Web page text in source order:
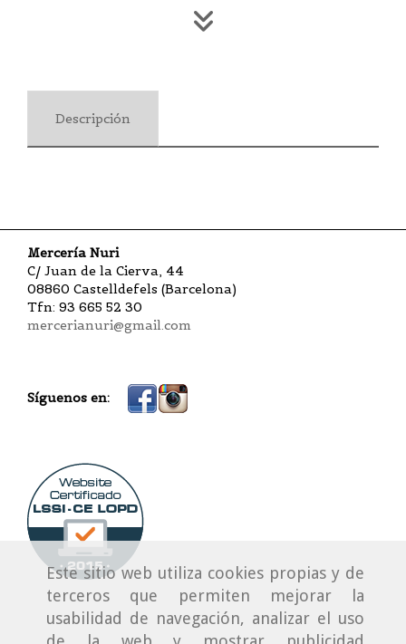
Este sitio web utiliza cookies propias y de
terceros que permiten mejorar la
usabilidad de navegación, analizar el uso
Descripción
Mercería Nuri
C/ Juan de la Cierva, 44
08860 Castelldefels (Barcelona)
Tfn: 93 665 52 30
mercerianuri@gmail.com
Síguenos en: